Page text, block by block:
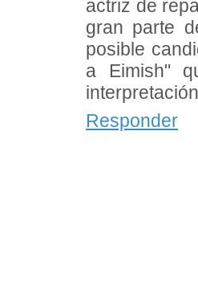
actriz de
gran parte
posible
a Eimish"
Responder